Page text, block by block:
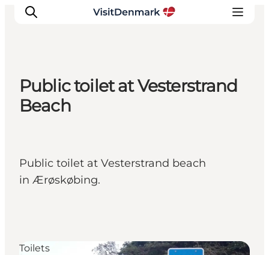
Inspiratie
Plan je reis
Public toilet at Vesterstrand
Beach
Public toilet at Vesterstrand beach
in Ærøskøbing.
Toilets